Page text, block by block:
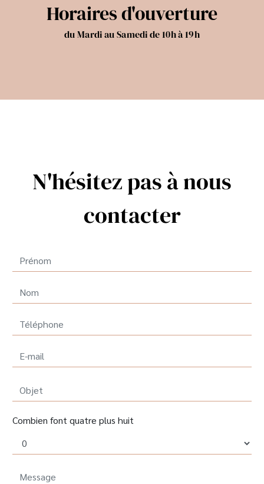
Horaires d'ouverture
du Mardi au Samedi de 10h à 19h
N'hésitez pas à nous
contacter
Combien font quatre plus huit